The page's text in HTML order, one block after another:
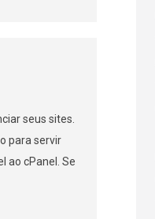
seus sites.
para servir
ao cPanel. Se